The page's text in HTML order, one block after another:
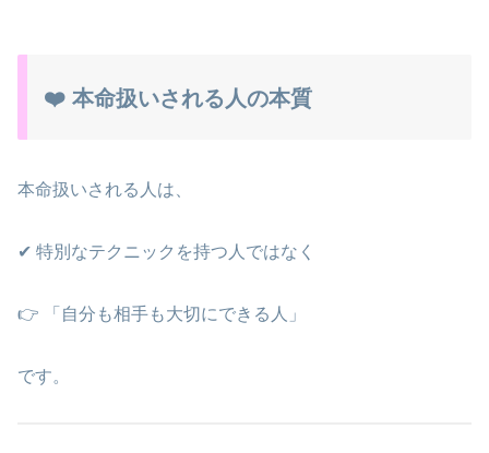
❤️ 本命扱いされる人の本質
本命扱いされる人は、
✔ 特別なテクニックを持つ人ではなく
👉 「自分も相手も大切にできる人」
です。